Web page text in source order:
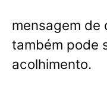
mensagem de
também pode
acolhimento.